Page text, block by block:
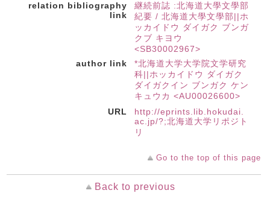
relation bibliography
link
継続前誌 :北海道大學文學部
紀要 / 北海道大學文學部||ホ
ッカイドウ ダイガク ブンガ
クブ キヨウ
<SB30002967>
author link
*北海道大学大学院文学研究
科||ホッカイドウ ダイガク
ダイガクイン ブンガク ケン
キュウカ <AU00026600>
URL
http://eprints.lib.hokudai.
ac.jp/?;北海道大学リポジト
リ
Go to the top of this page
Back to previous